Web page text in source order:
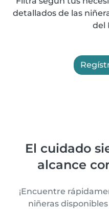
detallados de las
del
El cuidado
alcance
¡Encuentre
niñeras